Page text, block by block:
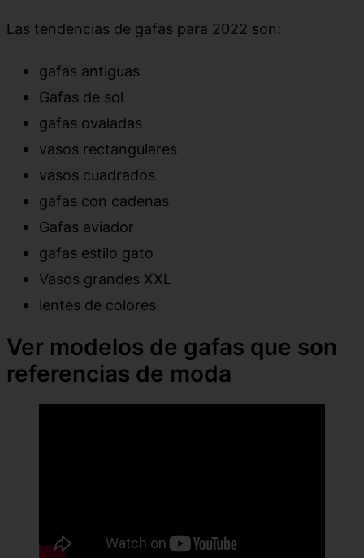
Las tendencias de gafas para 2022 son:
gafas antiguas
Gafas de sol
gafas ovaladas
vasos rectangulares
vasos cuadrados
gafas con cadenas
Gafas aviador
gafas estilo gato
Vasos grandes XXL
lentes de colores
Ver modelos de gafas que son
referencias de moda